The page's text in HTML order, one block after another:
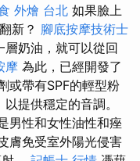
外燴 台北 如果臉上
新？ 腳底按摩技術士
奶油，就可以從回
摩 為此，已經開發了
或帶有SPF的輕型粉
提供穩定的音調。
男性和女性油性和痤
膚免受室外陽光侵害